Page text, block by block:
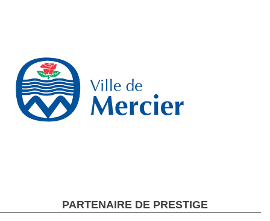
PARTENAIRE DE PRESTIGE